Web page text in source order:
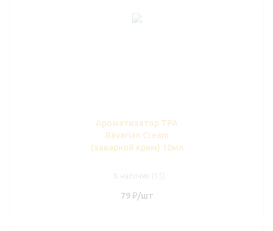
Ароматизатор TPA
Bavarian Cream
(заварной крем) 10мл
79₽/шт